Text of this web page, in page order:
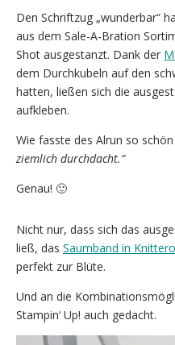
Den Schriftzug „wunderbar“
aus dem Sale-A-Bration
Shot ausgestanzt. Dank der
dem Durchkubeln auf den
hatten, ließen sich die
aufkleben.
Wie fasste des Alrun so
ziemlich durchdacht.“
Genau! 🙂
Nicht nur, dass sich das
ließ, das Saumband in
perfekt zur Blüte.
Und an die
Stampin‘ Up! auch gedacht.